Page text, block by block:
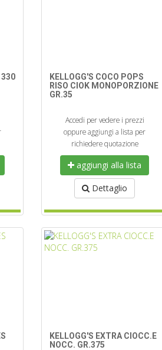
330
KELLOGG'S COCO POPS
RISO CIOK MONOPORZIONE
GR.35
Accedi per vedere i prezzi
oppure aggiungi a lista per
richiedere quotazione
aggiungi alla lista
Dettaglio
KELLOGG'S EXTRA CIOCC.E
NOCC. GR.375